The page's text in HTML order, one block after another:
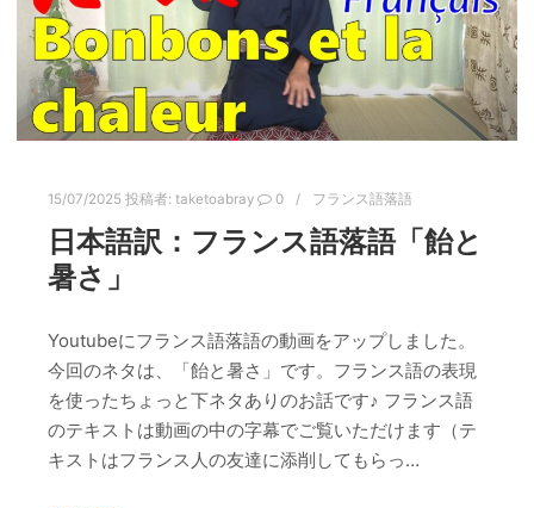
15/07/2025 投稿者: taketoabray 0 フランス語落語
日本語訳：フランス語落語「飴と
暑さ」
Youtubeにフランス語落語の動画をアップしました。
今回のネタは、「飴と暑さ」です。フランス語の表現
を使ったちょっと下ネタありのお話です♪ フランス語
のテキストは動画の中の字幕でご覧いただけます（テ
キストはフランス人の友達に添削してもらっ…